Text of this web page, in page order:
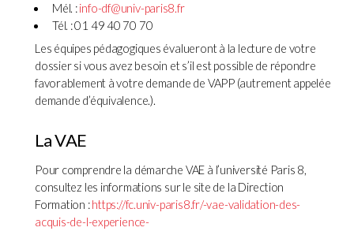
Mél. :info-df@univ-paris8.fr
Tél. : 01 49 40 70 70
Les équipes pédagogiques évalueront à la lecture de votre
dossier si vous avez besoin et s’il est possible de répondre
favorablement à votre demande de VAPP (autrement appelée
demande d’équivalence.).
La VAE
Pour comprendre la démarche VAE à l’université Paris 8,
consultez les informations sur le site de la Direction
Formation :https://fc.univ-paris8.fr/-vae-validation-des-
acquis-de-l-experience-